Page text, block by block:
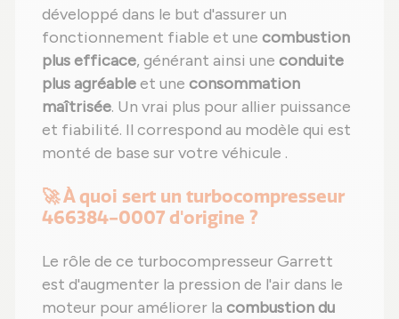
développé dans le but d'assurer un
fonctionnement fiable et une combustion
plus efficace, générant ainsi une conduite
plus agréableet une consommation
maîtrisée. Un vrai plus pour allier puissance
et fiabilité. Il correspond au modèle qui est
monté de base sur votre véhicule .
🚀 À quoi sert un turbocompresseur
466384-0007 d'origine ?
Le rôle de ce turbocompresseur Garrett
est d'augmenter la pression de l'air dans le
moteur pour améliorer la combustion du